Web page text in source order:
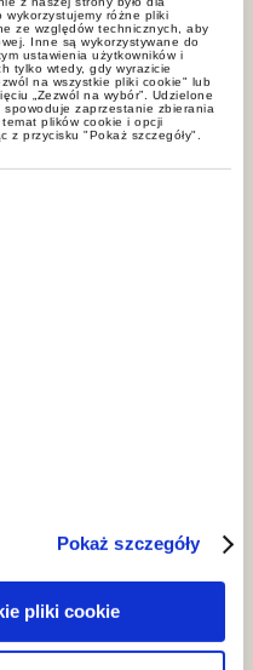
różne pliki
ze względów technicznych, aby
Inne są wykorzystywane do
ustawienia użytkowników i
tylko wtedy, gdy wyrazicie
na wszystkie pliki cookie" lub
„Zezwól na wybór”. Udzielone
zaprzestanie zbierania
plików cookie i opcji
z przycisku "Pokaż szczegóły".
Pokaż szczegóły
pliki cookie
podatnik
dyrektywę